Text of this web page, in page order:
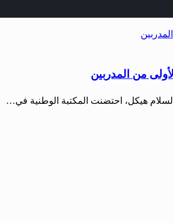
من المدربين
السلام هيكل، احتضنت المكتبة الوطنية في…